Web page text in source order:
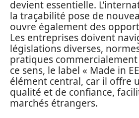
devient essentielle.
la traçabilité pose de
ouvre également des
Les entreprises doivent
législations diverses,
pratiques commercialement
ce sens, le label « Made in
élément central, car il offre
qualité et de confiance,
marchés étrangers.